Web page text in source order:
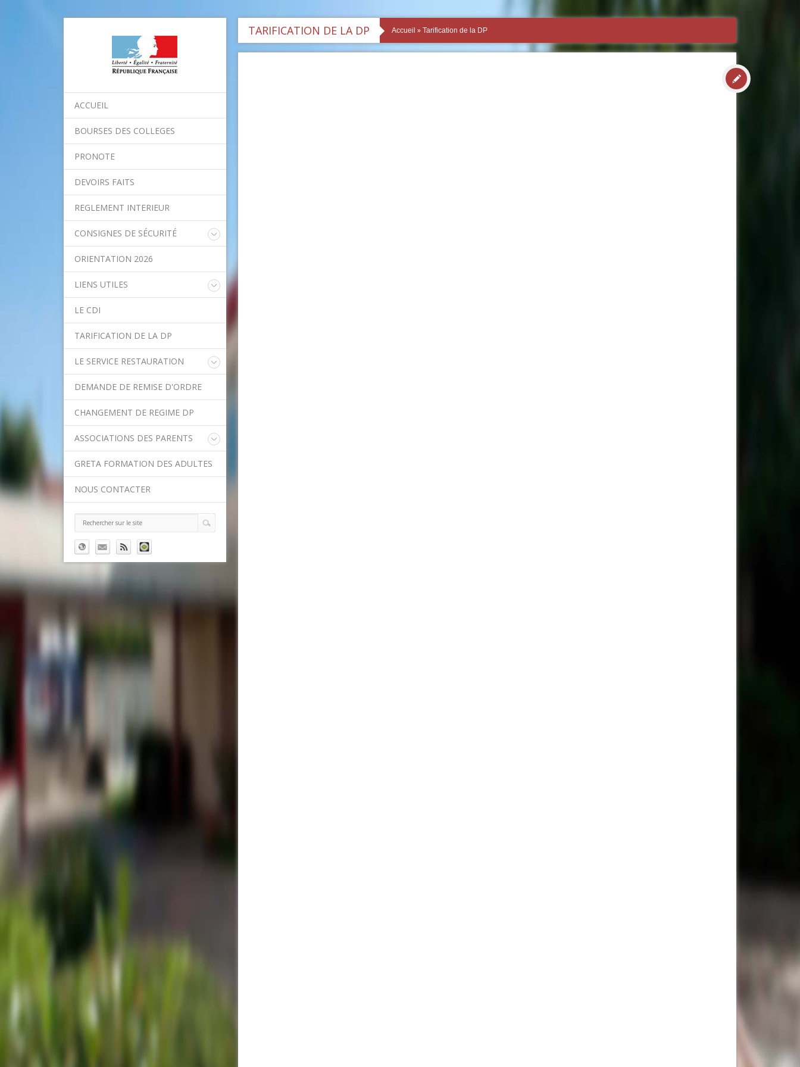
ACCUEIL
BOURSES DES COLLEGES
PRONOTE
DEVOIRS FAITS
REGLEMENT INTERIEUR
CONSIGNES DE SÉCURITÉ
ORIENTATION 2026
LIENS UTILES
Marne
Onisep
Conseil Départemental du Val-de-
Asssitance Ordival
Aides financières du Département
Ministère de l'Education Nationale
Calendrier scolaire
LE CDI
TARIFICATION DE LA DP
LE SERVICE RESTAURATION
DEMANDE DE REMISE D'ORDRE
CHANGEMENT DE REGIME DP
ASSOCIATIONS DES PARENTS
GRETA FORMATION DES ADULTES
NOUS CONTACTER
TARIFICATION DE LA DP Accueil » Tarification de la DP